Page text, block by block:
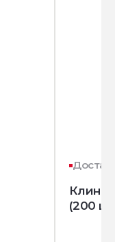
Клин
(200